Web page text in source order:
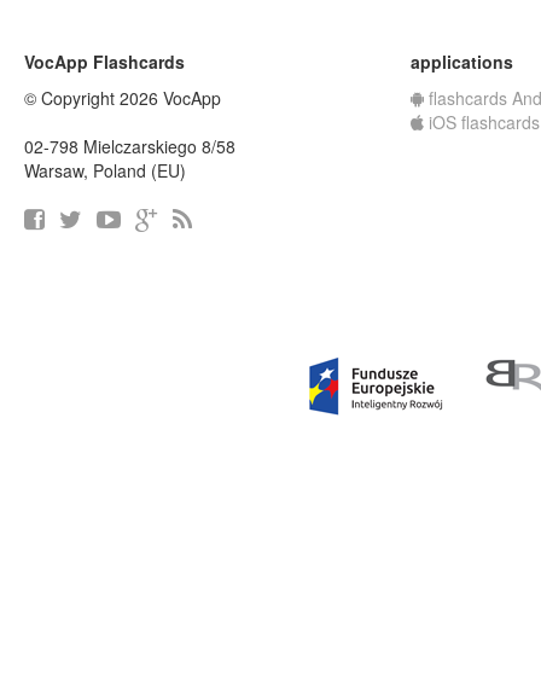
VocApp Flashcards
© Copyright 2026 VocApp
02-798 Mielczarskiego 8/58
Warsaw, Poland (EU)
applications
flashcards
iOS flashcards